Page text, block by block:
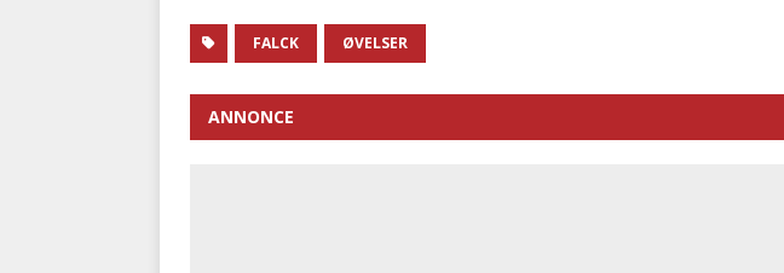
FALCK ØVELSER
ANNONCE